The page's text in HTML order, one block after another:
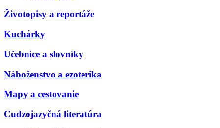
Životopisy a reportáže
Kuchárky
Učebnice a slovníky
Náboženstvo a ezoterika
Mapy a cestovanie
Cudzojazyčná literatúra